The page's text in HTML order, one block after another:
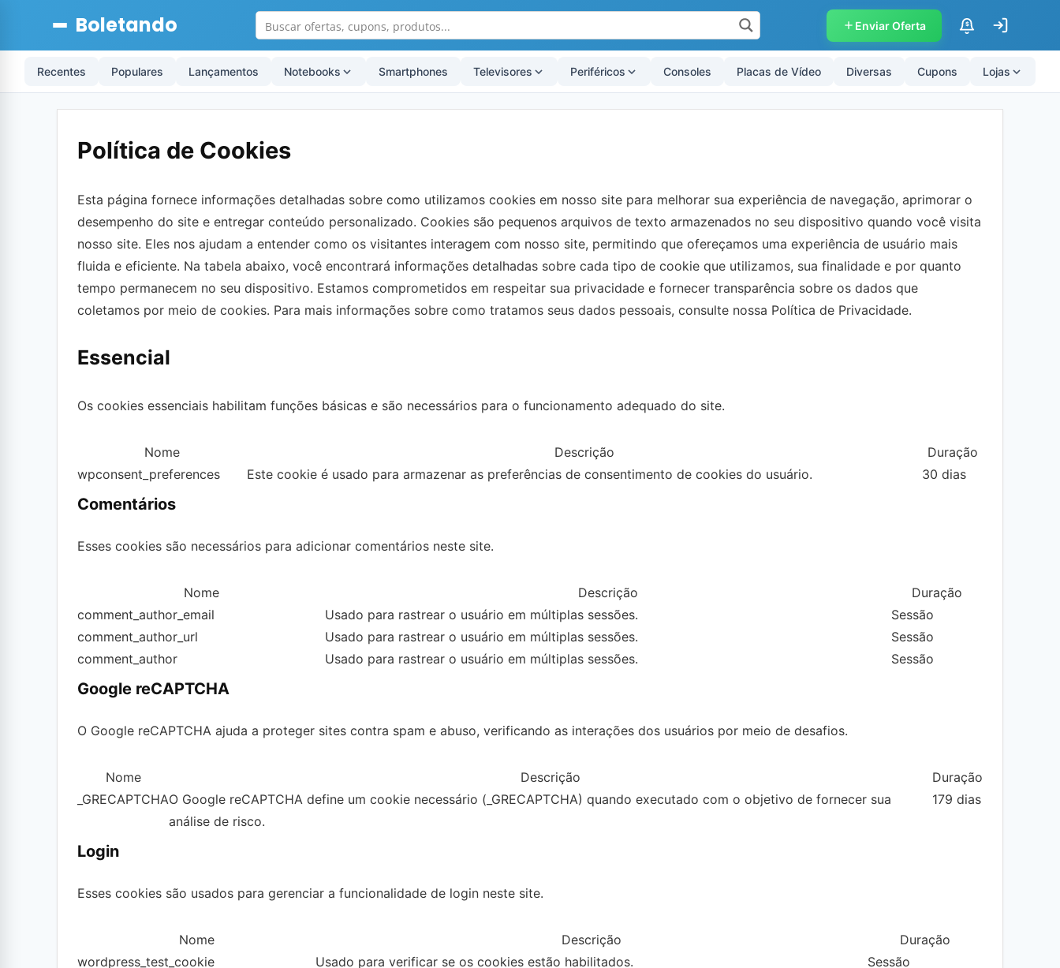
Boletando Enviar Oferta $
Recentes Populares Lançamentos Notebooks Smartphones Televisores Periféricos Consoles Placas de Vídeo Diversas Cupons Lojas
Política de Cookies
Esta página fornece informações detalhadas sobre como utilizamos cookies em nosso site para melhorar sua experiência de navegação, aprimorar o
desempenho do site e entregar conteúdo personalizado. Cookies são pequenos arquivos de texto armazenados no seu dispositivo quando você visita
nosso site. Eles nos ajudam a entender como os visitantes interagem com nosso site, permitindo que ofereçamos uma experiência de usuário mais
fluida e eficiente. Na tabela abaixo, você encontrará informações detalhadas sobre cada tipo de cookie que utilizamos, sua finalidade e por quanto
tempo permanecem no seu dispositivo. Estamos comprometidos em respeitar sua privacidade e fornecer transparência sobre os dados que
coletamos por meio de cookies. Para mais informações sobre como tratamos seus dados pessoais, consulte nossa Política de Privacidade.
Essencial
Os cookies essenciais habilitam funções básicas e são necessários para o funcionamento adequado do site.
Nome Descrição
Duração
wpconsent_preferences
Este cookie é usado para armazenar as preferências de consentimento de cookies do usuário. 30 dias
Comentários
Esses cookies são necessários para adicionar comentários neste site.
Nome Descrição
Duração
comment_author_email
Usado para rastrear o usuário em múltiplas sessões.
Sessão
comment_author_url
Usado para rastrear o usuário em múltiplas sessões.
Sessão
comment_author
Usado para rastrear o usuário em múltiplas sessões. Sessão
Google reCAPTCHA
O Google reCAPTCHA ajuda a proteger sites contra spam e abuso, verificando as interações dos usuários por meio de desafios.
Nome Descrição
Duração
_GRECAPTCHAO Google reCAPTCHA define um cookie necessário (_GRECAPTCHA) quando executado com o objetivo de fornecer sua
análise de risco.
179 dias
Login
Esses cookies são usados para gerenciar a funcionalidade de login neste site.
Nome Descrição
Duração
wordpress_test_cookie
Usado para verificar se os cookies estão habilitados.
Sessão